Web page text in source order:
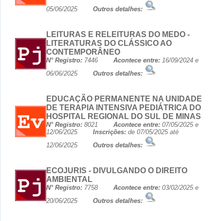
05/06/2025 Outros detalhes:
LEITURAS E RELEITURAS DO MEDO -
LITERATURAS DO CLÁSSICO AO
CONTEMPORÂNEO
N° Registro: 7446 Acontece entre: 16/09/2024 e
06/06/2025 Outros detalhes:
EDUCAÇÃO PERMANENTE NA UNIDADE
DE TERAPIA INTENSIVA PEDIÁTRICA DO
HOSPITAL REGIONAL DO SUL DE MINAS
N° Registro: 8021 Acontece entre: 07/05/2025 e
12/06/2025 Inscrições: de 07/05/2025 até
12/06/2025 Outros detalhes:
ECOJURIS - DIVULGANDO O DIREITO
AMBIENTAL
N° Registro: 7758 Acontece entre: 03/02/2025 e
20/06/2025 Outros detalhes: